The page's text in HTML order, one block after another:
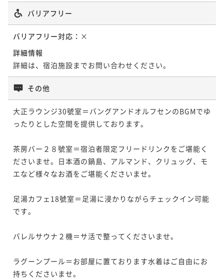
バリアフリー
バリアフリー対応： ×
詳細情報
詳細は、宿泊施設までお問い合わせください。
その他
大正ラウンジ30號室＝バングアンドオルフセンのBGMでゆ
ったりとした空間を提供しております。
茶房バー２８號室＝宿泊者限定フリードリンクをご堪能く
ださいませ。日本酒の鍋島、アルマンド、クリュッグ、モ
エなど様々なお酒をご堪能くださいませ。
足湯カフェ18號室＝足湯に浸かりながらチェックイン可能
です。
バレルサウナ２機＝サ活で整ってくださいませ。
ラグーンプール＝お部屋に置ております水着はご自由にお
持ちくださいませ。